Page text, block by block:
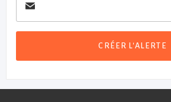
CRÉER L'ALERTE